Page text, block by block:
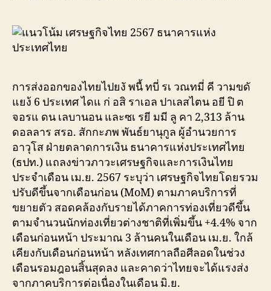
การส่งออกของไทยไปยงั พนื้ ทบี่ รเ วณทมี่ คี วามขดั
แยง้ 6 ประเทศ ไดแ ก่ อสิ ราเอล ปาเลสไตน อยี ปิ ต
จอรแ ดน เลบานอน และซเ รยี มมี ลู คา 2,313 ล้าน
ดอลลาร สรอ. สักกะภพ พันธ์ยานุกูล ผู้อำนวยการ
อาวุโส ฝ่ายตลาดการเงิน ธนาคารแห่งประเทศไทย
(ธปท.) แถลงข่าวภาวะเศรษฐกิจและการเงินไทย
ประจำเดือน เม.ย. 2567 ระบุว่า เศรษฐกิจไทยโดยรวม
ปรับดีขึ้นจากเดือนก่อน (MoM) ตามภาคบริการที่
ขยายตัว สอดคล้องกับรายได้ภาคการท่องเที่ยวดีขึ้น
ตามจำนวนนักท่องเที่ยวต่างชาติที่เพิ่มขึ้น +4.4% จาก
เดือนก่อนหน้า ประมาณ 3 ล้านคนในเดือน เม.ย. ใกล้
เคียงกับเดือนก่อนหน้า หลังเทศกาลถือศีลอดในช่วง
เดือนรอมฎอนสิ้นสุดลง และคาดว่าไทยจะได้แรงส่ง
จากภาคบริการต่อเนื่องในเดือน มิ.ย.